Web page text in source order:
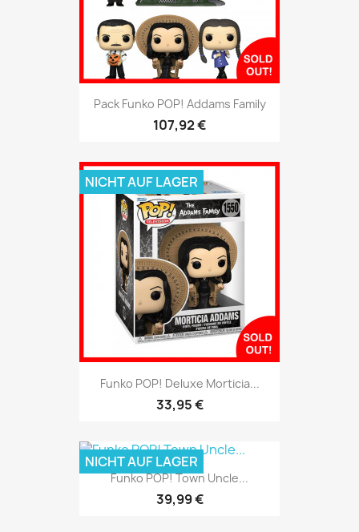
Pack Funko POP! Addams Family
107,92 €
Funko POP! Deluxe Morticia...
33,95 €
NICHT AUF LAGER
Funko POP! Town Uncle...
39,99 €
NICHT AUF LAGER